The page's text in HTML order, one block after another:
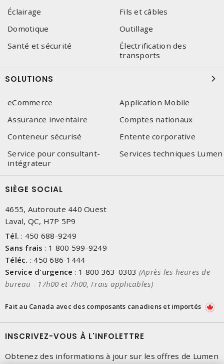
Éclairage
Fils et câbles
Domotique
Outillage
Santé et sécurité
Électrification des
transports
SOLUTIONS
eCommerce
Application Mobile
Assurance inventaire
Comptes nationaux
Conteneur sécurisé
Entente corporative
Service pour consultant-
intégrateur
Services techniques Lumen
SIÈGE SOCIAL
4655, Autoroute 440 Ouest
Laval, QC, H7P 5P9
Tél. : 450 688-9249
Sans frais : 1 800 599-9249
Téléc. : 450 686-1444
Service d'urgence : 1 800 363-0303 (Après les heures de
bureau - 17h00 et 7h00, Frais applicables)
Fait au Canada avec des composants canadiens et importés
INSCRIVEZ-VOUS À L'INFOLETTRE
Obtenez des informations à jour sur les offres de Lumen